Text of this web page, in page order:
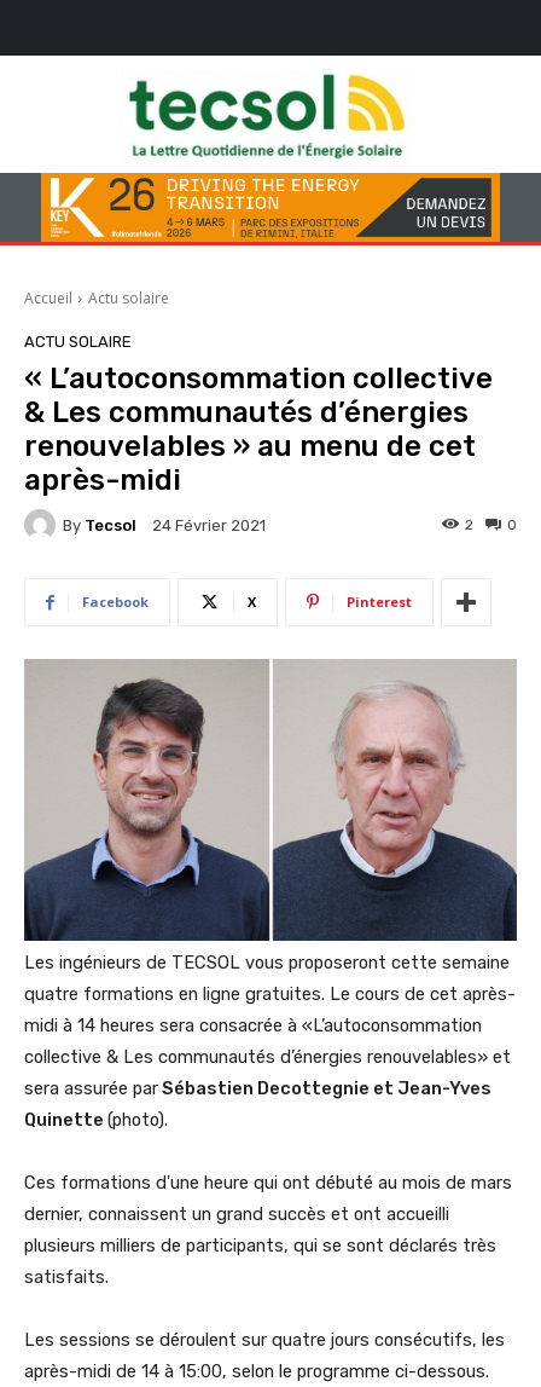
Accueil Actu solaire
ACTU SOLAIRE
« L’autoconsommation collective
& Les communautés d’énergies
renouvelables » au menu de cet
après-midi
By Tecsol 24 Février 2021 0
2
Facebook X Pinterest
Les ingénieurs de TECSOL vous proposeront cette semaine
quatre formations en ligne gratuites. Le cours de cet après-
midi à 14 heures sera consacrée à «L’autoconsommation
collective & Les communautés d’énergies renouvelables» et
sera assurée parSébastien Decottegnie et Jean-Yves
Quinette (photo).
Ces formations d'une heure qui ont débuté au mois de mars
dernier, connaissent un grand succès et ont accueilli
plusieurs milliers de participants, qui se sont déclarés très
satisfaits.
Les sessions se déroulent sur quatre jours consécutifs, les
après-midi de 14 à 15:00, selon le programme ci-dessous.